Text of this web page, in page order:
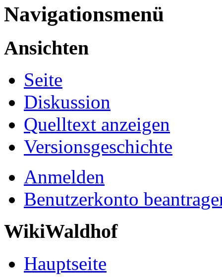
Navigationsmenü
Ansichten
Seite
Diskussion
Quelltext anzeigen
Versionsgeschichte
Anmelden
Benutzerkonto
WikiWaldhof
Hauptseite